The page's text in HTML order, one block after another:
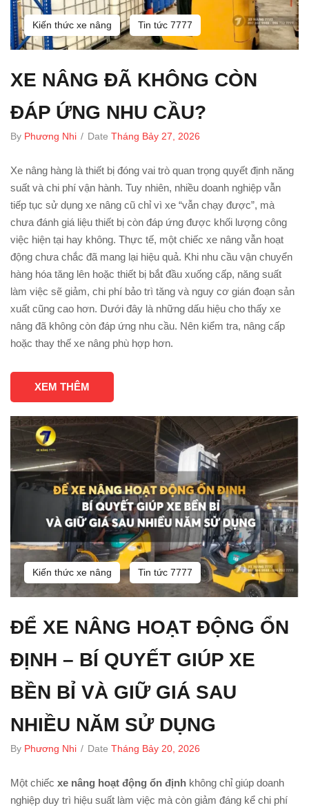
Kiến thức xe nâng Tin tức 7777
XE NÂNG ĐÃ KHÔNG CÒN
ĐÁP ỨNG NHU CẦU?
By Phương Nhi / Date Tháng Bảy 27, 2026
Xe nâng hàng là thiết bị đóng vai trò quan trọng quyết định năng
suất và chi phí vận hành. Tuy nhiên, nhiều doanh nghiệp vẫn
tiếp tục sử dụng xe nâng cũ chỉ vì xe “vẫn chạy được”, mà
chưa đánh giá liệu thiết bị còn đáp ứng được khối lượng công
việc hiện tại hay không. Thực tế, một chiếc xe nâng vẫn hoạt
động chưa chắc đã mang lại hiệu quả. Khi nhu cầu vận chuyển
hàng hóa tăng lên hoặc thiết bị bắt đầu xuống cấp, năng suất
làm việc sẽ giảm, chi phí bảo trì tăng và nguy cơ gián đoạn sản
xuất cũng cao hơn. Dưới đây là những dấu hiệu cho thấy xe
nâng đã không còn đáp ứng nhu cầu. Nên kiểm tra, nâng cấp
hoặc thay thế xe nâng phù hợp hơn.
XEM THÊM
Kiến thức xe nâng Tin tức 7777
ĐỂ XE NÂNG HOẠT ĐỘNG ỔN
ĐỊNH – BÍ QUYẾT GIÚP XE
BỀN BỈ VÀ GIỮ GIÁ SAU
NHIỀU NĂM SỬ DỤNG
By Phương Nhi / Date Tháng Bảy 20, 2026
Một chiếc xe nâng hoạt động ổn định không chỉ giúp doanh
nghiệp duy trì hiệu suất làm việc mà còn giảm đáng kể chi phí